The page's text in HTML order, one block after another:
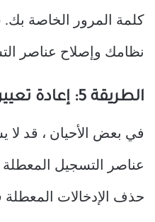
كلمة المرور الخاصة
نظامك وإصلاح عناصر
الطريقة 5: إعادة تعيين Windows
في بعض الأحيان ، قد لا
عناصر التسجيل